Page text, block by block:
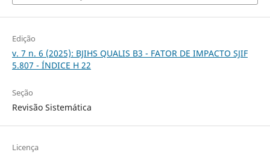
Edição
v. 7 n. 6 (2025): BJIHS QUALIS B3 - FATOR DE IMPACTO SJIF
5.807 - ÍNDICE H 22
Seção
Revisão Sistemática
Licença